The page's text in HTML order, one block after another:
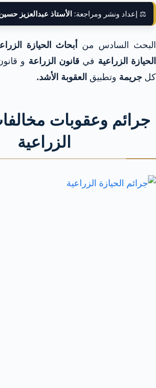
⚖️ إعداد ونشر ومراجعة: الأستاذ عبدالعزيز
البحث السادس من أبحاث الحيازة
الحيازة الزراعية في قانون الزراعة و
كل جريمة وتطبيق العقوبة الأشد.
جرائم وعقوبات
الزراعية